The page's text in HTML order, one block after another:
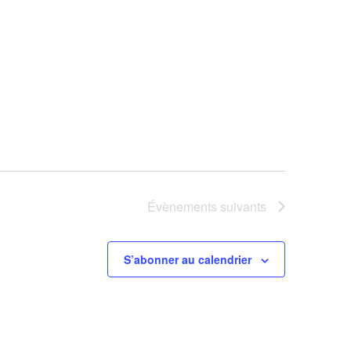
Évènements suivants
S’abonner au calendrier